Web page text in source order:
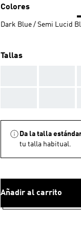
Colores
Dark Blue / Semi Lucid
Tallas
Da la talla
tu talla habitual.
Añadir al carrito